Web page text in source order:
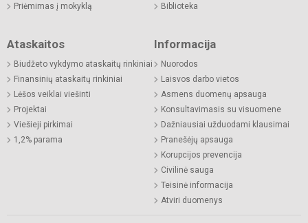
Priėmimas į mokyklą
Biblioteka
Ataskaitos
Biudžeto vykdymo ataskaitų rinkiniai
Finansinių ataskaitų rinkiniai
Lėšos veiklai viešinti
Projektai
Viešieji pirkimai
1,2% parama
Informacija
Nuorodos
Laisvos darbo vietos
Asmens duomenų apsauga
Konsultavimasis su visuomene
Dažniausiai užduodami klausimai
Pranešėjų apsauga
Korupcijos prevencija
Civilinė sauga
Teisinė informacija
Atviri duomenys